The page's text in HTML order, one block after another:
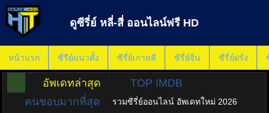
ดูซีรี่ย์ หลี่-สี่ ออนไลน์ฟรี HD
หน้าแรก ซีรีย์แนวตั้ง ซีรี่ย์เกาหลี ซีรี่ย์จีน ซีรี่ย์ฝรั่ง
อัพเดทล่าสุด
TOP IMDB
คนชอบมากที่สุด
รวมซีรี่ย์ออนไลน์ อัพเดทใหม่ 2026